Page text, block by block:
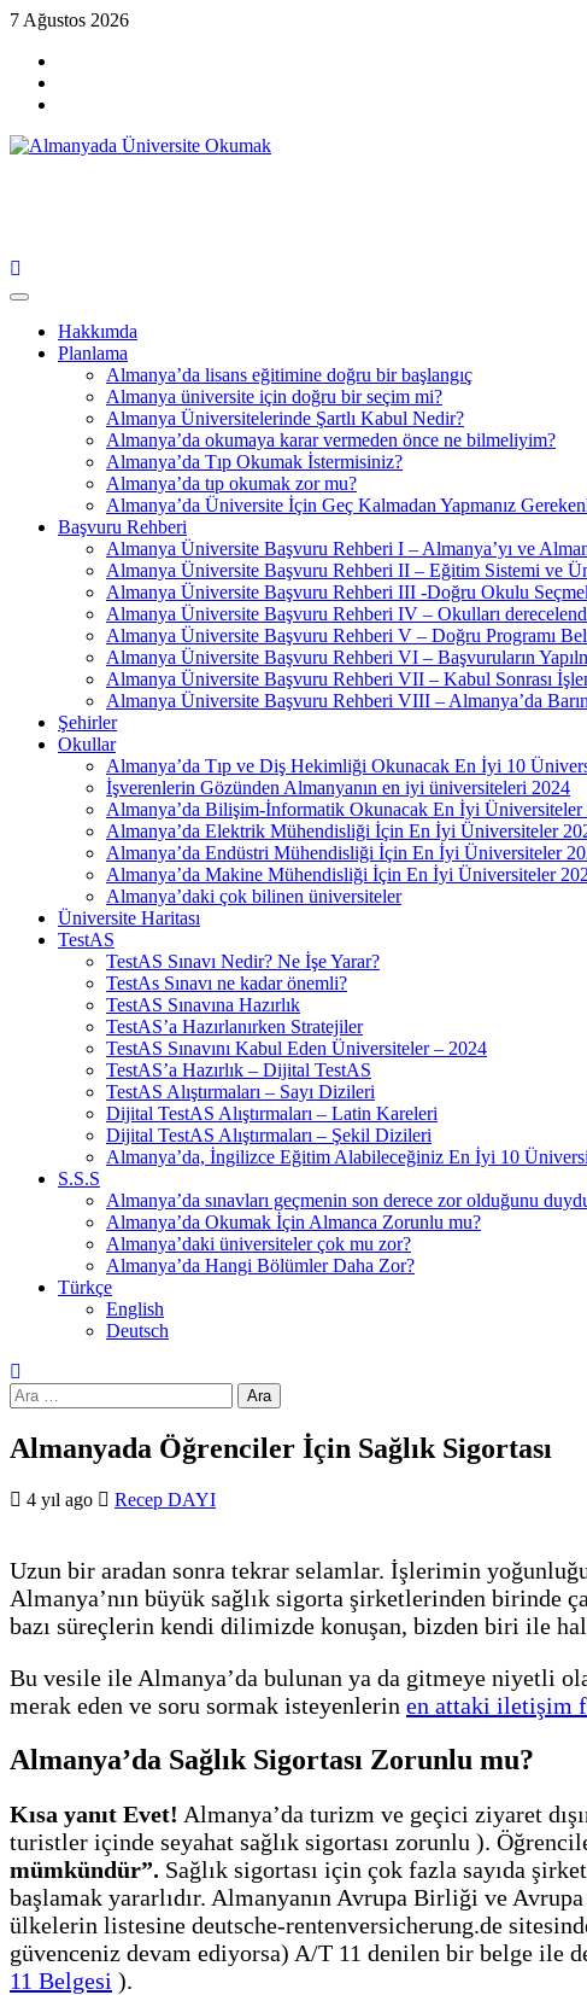
Skip
content
7 Ağustos 2026
Primary
Hakkımda
Planlama
Almanya’da lisans eğitimine doğru bir başlangıç
Almanya üniversite için doğru bir seçim mi?
Almanya Üniversitelerinde Şartlı Kabul Nedir?
Almanya’da okumaya karar vermeden önce ne bilmeliyim?
Almanya’da Tıp Okumak İstermisiniz?
Almanya’da tıp okumak zor mu?
Almanya’da Üniversite İçin Geç Kalmadan Yapmanız
Başvuru Rehberi
Almanya Üniversite Başvuru Rehberi I – Almanya’yı ve
Almanya Üniversite Başvuru Rehberi II – Eğitim Sistemi ve
Almanya Üniversite Başvuru Rehberi III -Doğru Okulu
Almanya Üniversite Başvuru Rehberi IV – Okulları
Almanya Üniversite Başvuru Rehberi V – Doğru Programı
Almanya Üniversite Başvuru Rehberi VI – Başvuruların
Almanya Üniversite Başvuru Rehberi VII – Kabul Sonrası
Almanya Üniversite Başvuru Rehberi VIII – Almanya’da
Şehirler
Okullar
Almanya’da Tıp ve Diş Hekimliği Okunacak En İyi 10
İşverenlerin Gözünden Almanyanın en iyi üniversiteleri 2024
Almanya’da Bilişim-İnformatik Okunacak En İyi Üniversiteler
Almanya’da Elektrik Mühendisliği İçin En İyi Üniversiteler
Almanya’da Endüstri Mühendisliği İçin En İyi Üniversiteler
Almanya’da Makine Mühendisliği İçin En İyi Üniversiteler
Almanya’daki çok bilinen üniversiteler
Üniversite Haritası
TestAS
TestAS Sınavı Nedir? Ne İşe Yarar?
TestAs Sınavı ne kadar önemli?
TestAS Sınavına Hazırlık
TestAS’a Hazırlanırken Stratejiler
TestAS Sınavını Kabul Eden Üniversiteler – 2024
TestAS’a Hazırlık – Dijital TestAS
TestAS Alıştırmaları – Sayı Dizileri
Dijital TestAS Alıştırmaları – Latin Kareleri
Dijital TestAS Alıştırmaları – Şekil Dizileri
Almanya’da, İngilizce Eğitim Alabileceğiniz En İyi 10
S.S.S
Almanya’da sınavları geçmenin son derece zor olduğunu
Almanya’da Okumak İçin Almanca Zorunlu mu?
Almanya’daki üniversiteler çok mu zor?
Almanya’da Hangi Bölümler Daha Zor?
Türkçe
English
Deutsch
Arama:
Almanyada Öğrenciler İçin Sağlık Sigortası
4 yıl ago Recep DAYI
Uzun bir aradan sonra tekrar selamlar. İşlerimin
Almanya’nın büyük sağlık sigorta şirketlerinden birinde
bazı süreçlerin kendi dilimizde konuşan, bizden biri ile
Bu vesile ile Almanya’da bulunan ya da gitmeye niyetli
merak eden ve soru sormak isteyenlerin en attaki iletişim
Almanya’da Sağlık Sigortası Zorunlu mu?
Kısa yanıt Evet! Almanya’da turizm ve geçici ziyaret
turistler içinde seyahat sağlık sigortası zorunlu ).
mümkündür”. Sağlık sigortası için çok fazla sayıda
başlamak yararlıdır. Almanyanın Avrupa Birliği ve
ülkelerin listesine deutsche-rentenversicherung.de
güvenceniz devam ediyorsa) A/T 11 denilen bir belge ile
11 Belgesi ).